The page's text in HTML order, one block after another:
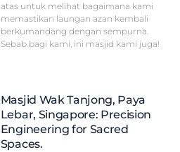
atas untuk melihat bagaimana kami
memastikan laungan azan kembali
berkumandang dengan sempurna.
Sebab bagi kami, ini masjid kami juga!
Masjid Wak Tanjong, Paya
Lebar, Singapore: Precision
Engineering for Sacred
Spaces.